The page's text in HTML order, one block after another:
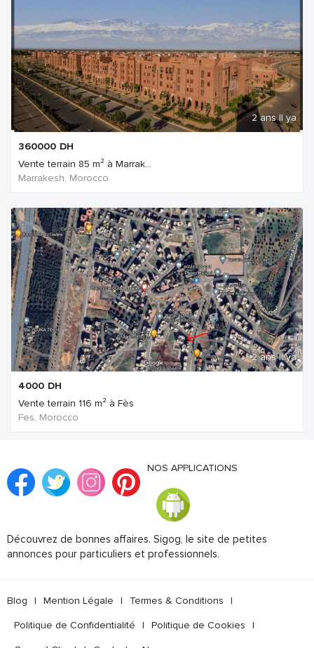
2 ans Il ya
360000 DH
Vente terrain 85 m² à Marrak...
Marrakesh, Morocco
2 ans Il ya
4000 DH
Vente terrain 116 m² à Fès
Fes, Morocco
NOS APPLICATIONS
Découvrez de bonnes affaires. Sigog, le site de petites
annonces pour particuliers et professionnels.
Blog | Mention Légale | Termes & Conditions |
Politique de Confidentialité | Politique de Cookies |